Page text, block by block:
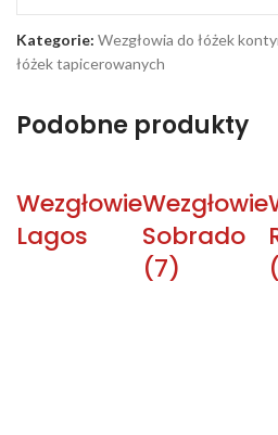
Kategorie: Wezgłowia do łóżek
łóżek tapicerowanych
Podobne produkty
Wezgłowie
Lagos
Wezgłowie
Sobrado
(7)